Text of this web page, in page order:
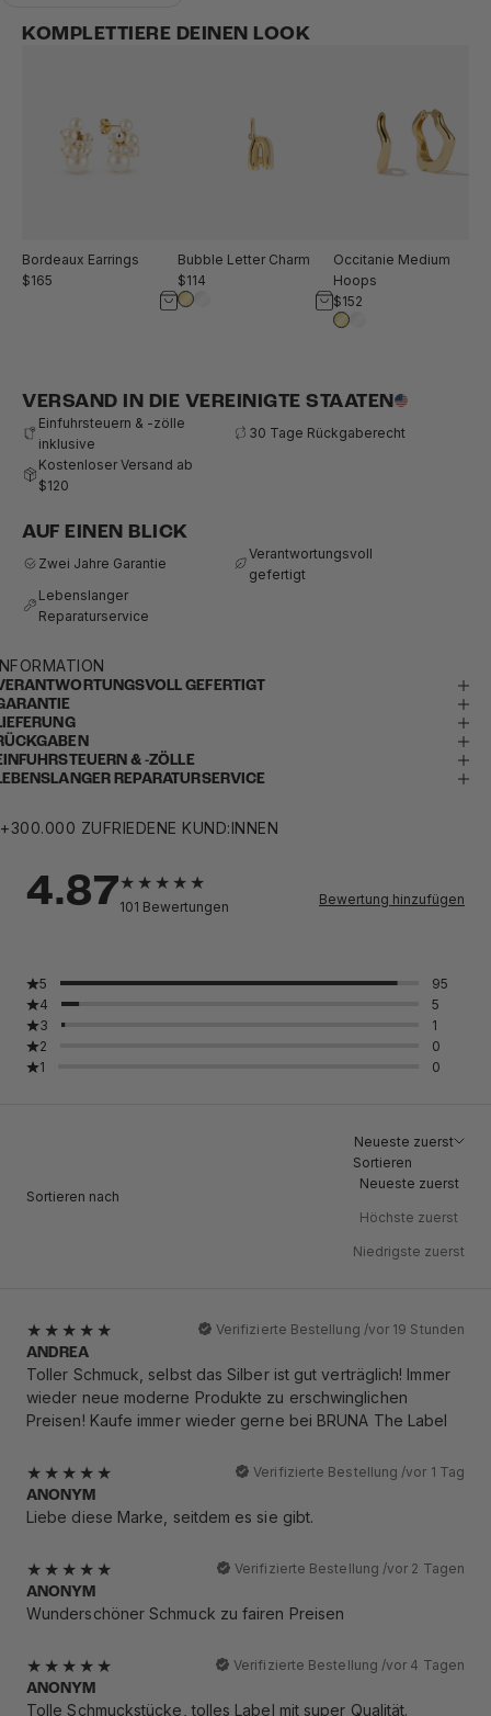
KOMPLETTIERE DEINEN LOOK
Bordeaux Earrings
$165
Bubble Letter Charm
$114
Occitanie Medium
Hoops
$152
VERSAND IN DIE VEREINIGTE STAATEN
Einfuhrsteuern & -zölle
inklusive
30 Tage Rückgaberecht
Kostenloser Versand ab
$120
AUF EINEN BLICK
Zwei Jahre Garantie
Verantwortungsvoll
gefertigt
Lebenslanger
Reparaturservice
GEFERTIGT
& -ZÖLLE
REPARATURSERVICE
+300.000 ZUFRIEDENE KUND:INNEN
4.87101 Bewertungen Bewertung hinzufügen
5
95
4
5
3
1
2
0
1
0
Sortieren nach
Neueste zuerst
Sortieren
Neueste zuerst
Höchste zuerst
Niedrigste zuerst
Verifizierte Bestellung /vor 19 Stunden
ANDREA
Toller Schmuck, selbst das Silber ist gut verträglich! Immer
wieder neue moderne Produkte zu erschwinglichen
Preisen! Kaufe immer wieder gerne bei BRUNA The Label
Verifizierte Bestellung /vor 1 Tag
ANONYM
Liebe diese Marke, seitdem es sie gibt.
Verifizierte Bestellung /vor 2 Tagen
ANONYM
Wunderschöner Schmuck zu fairen Preisen
Verifizierte Bestellung /vor 4 Tagen
ANONYM
Tolle Schmuckstücke, tolles Label mit super Qualität.